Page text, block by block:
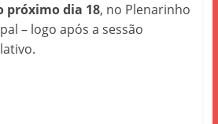
próximo dia 18, no Plenarinho
– logo após a sessão